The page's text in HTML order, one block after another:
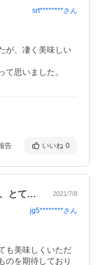
srt********さん
が、凄く美味しい
て思いました。
告 いいね 0
今までに食べたことのない食感で、とても… 2021/7/8
jg5********さん
も美味しくいただ
のを期待しており